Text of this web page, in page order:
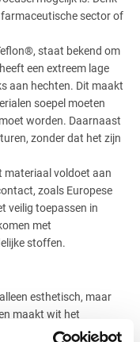
sector of
staat bekend om
een extreem lage
aan hechten. Dit maakt
soepel moeten
worden. Daarnaast
zonder dat het zijn
materiaal voldoet aan
zoals Europese
veilig toepassen in
met
stoffen.
esthetisch, maar
maakt wit het
schoon te houden. Dit is